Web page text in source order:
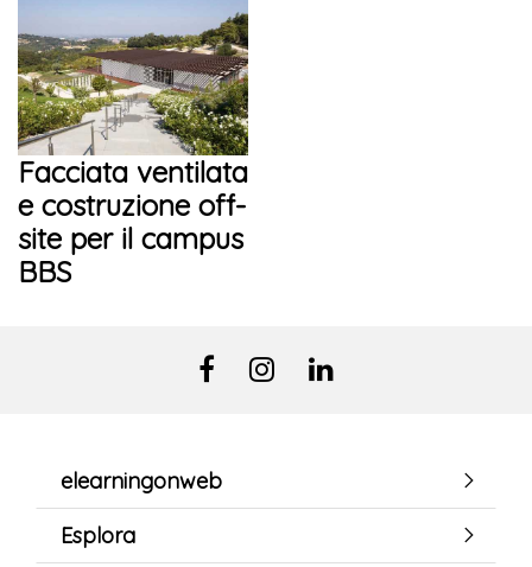
Facciata ventilata
e costruzione off-
site per il campus
BBS
elearningonweb
Esplora